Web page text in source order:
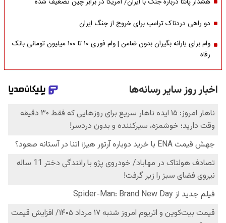
دو راهی دردناک ترامپ برای خروج از جنگ ایران
وام برای یارانه بگیران بدون ضامن | وام فوری ۱۰ تا ۱۰۰ میلیون تومانی بانک
رفاه